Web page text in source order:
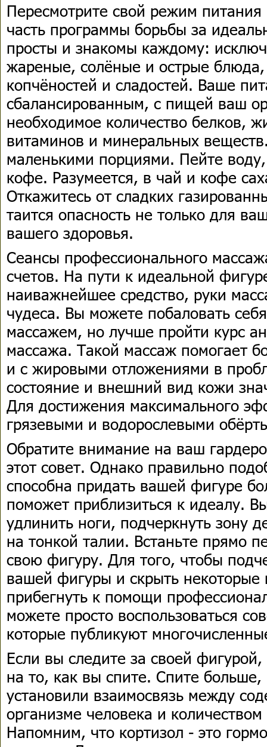
Пересмотрите свой режим
часть программы борьбы за
просты и знакомы каждому:
жареные, солёные и острые блюда,
копчёностей и сладостей. Ваше
сбалансированным, с пищей ваш
необходимое количество белков,
витаминов и минеральных
маленькими порциями. Пейте
кофе. Разумеется, в чай и кофе
Откажитесь от сладких
таится опасность не только для
вашего здоровья.
Сеансы профессионального
счетов. На пути к идеальной
наиважнейшее средство, руки
чудеса. Вы можете побаловать
массажем, но лучше пройти курс
массажа. Такой массаж помогает
и с жировыми отложениями в
состояние и внешний вид кожи
Для достижения максимального
грязевыми и водорослевыми
Обратите внимание на ваш
этот совет. Однако правильно
способна придать вашей фигуре
поможет приблизиться к идеалу.
удлинить ноги, подчеркнуть зону
на тонкой талии. Встаньте прямо
свою фигуру. Для того, чтобы
вашей фигуры и скрыть некоторые
прибегнуть к помощи
можете просто воспользоваться
которые публикуют
Если вы следите за своей
на то, как вы спите. Спите
установили взаимосвязь между
организме человека и
Напомним, что кортизол - это